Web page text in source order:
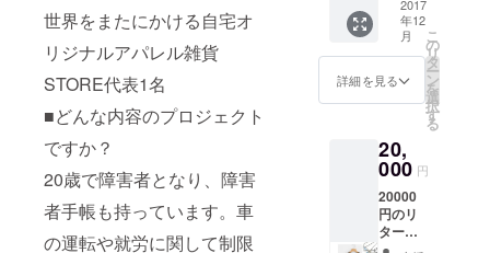
世界をまたにかける自宅オ
リジナルアパレル雑貨
STORE代表1名
■どんな内容のプロジェクト
ですか？
20歳で障害者となり、障害
者手帳も持っています。車
の運転や就労に関して制限
２個プ
レゼン
ト。※画
像はサ
ンプル
する
ネック
は異な
りま
す。
（自分
が撮っ
た地元
のベス
ト
ショッ
添付）
と3000
円相当
の自宅
STORE
で作成
2017
年12
月
詳細を見る
こ
の
リ
タ
ー
ン
を
選
択
す
る
20,
000 円
20000
円のリ
ターン
は感謝